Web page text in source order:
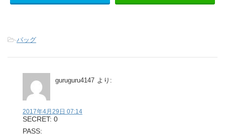
-バッグ
guruguru4147 より:
2017年4月29日 07:14
SECRET: 0
PASS: